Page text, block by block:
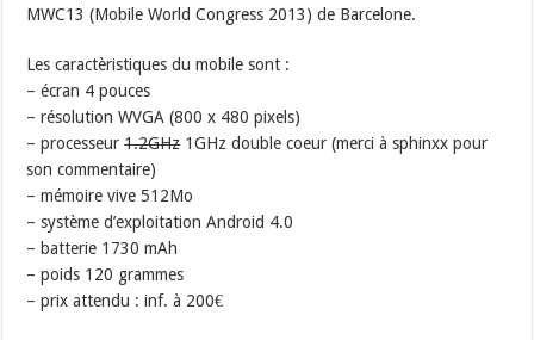
MWC13 (Mobile World Congress 2013) de Barcelone.
Les caractèristiques du mobile sont :
– écran 4 pouces
– résolution WVGA (800 x 480 pixels)
– processeur1.2GHz1GHz double coeur (merci à sphinxx pour
son commentaire)
– mémoire vive 512Mo
– système d’exploitation Android 4.0
– batterie 1730 mAh
– poids 120 grammes
– prix attendu : inf. à 200€